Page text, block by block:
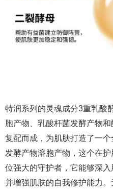
特润系列的灵魂成分3重乳酸
胞产物、乳酸杆菌发酵产物
复配而成，为肌肤打造了一
发酵产物溶胞产物，这个在
位强大的守护者，它能够深
并增强肌肤的自我修护能力